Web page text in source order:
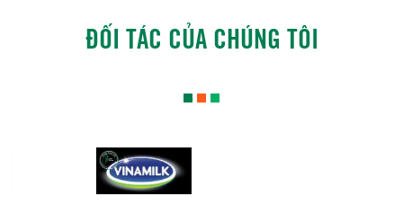
ĐỐI TÁC CỦA CHÚNG TÔI